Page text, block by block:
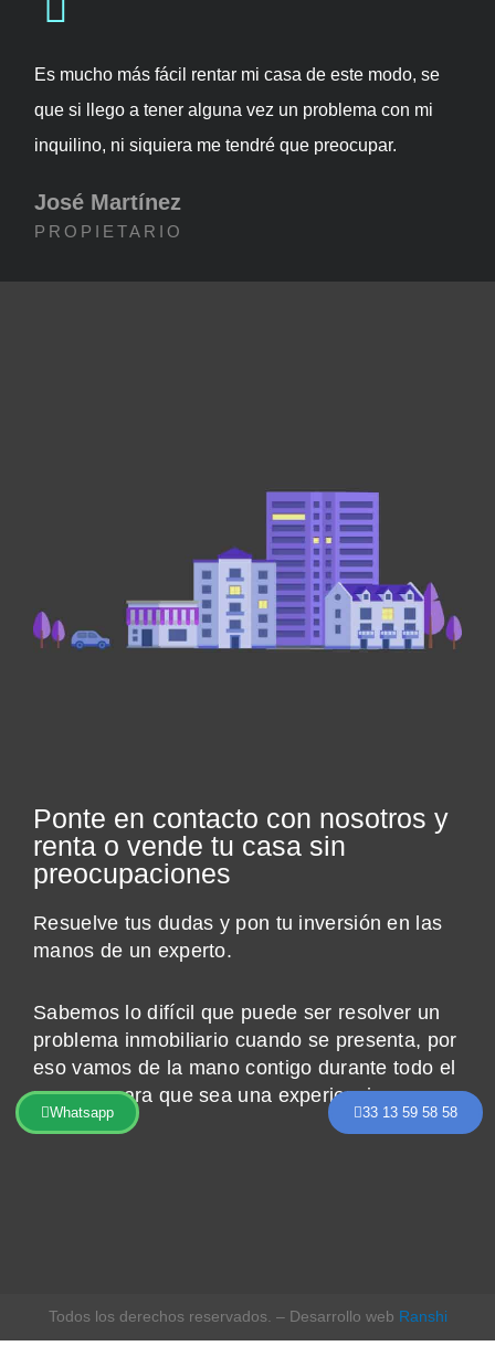
Whatsapp 33 13 59 58 58
Es mucho más fácil rentar mi casa de este modo, se
que si llego a tener alguna vez un problema con mi
inquilino, ni siquiera me tendré que preocupar.
José Martínez
PROPIETARIO
Ponte en contacto con nosotros y
renta o vende tu casa sin
preocupaciones
Resuelve tus dudas y pon tu inversión en las
manos de un experto.
Sabemos lo difícil que puede ser resolver un
problema inmobiliario cuando se presenta, por
eso vamos de la mano contigo durante todo el
proceso para que sea una experiencia
agradable.
Todos los derechos reservados. – Desarrollo web Ranshi